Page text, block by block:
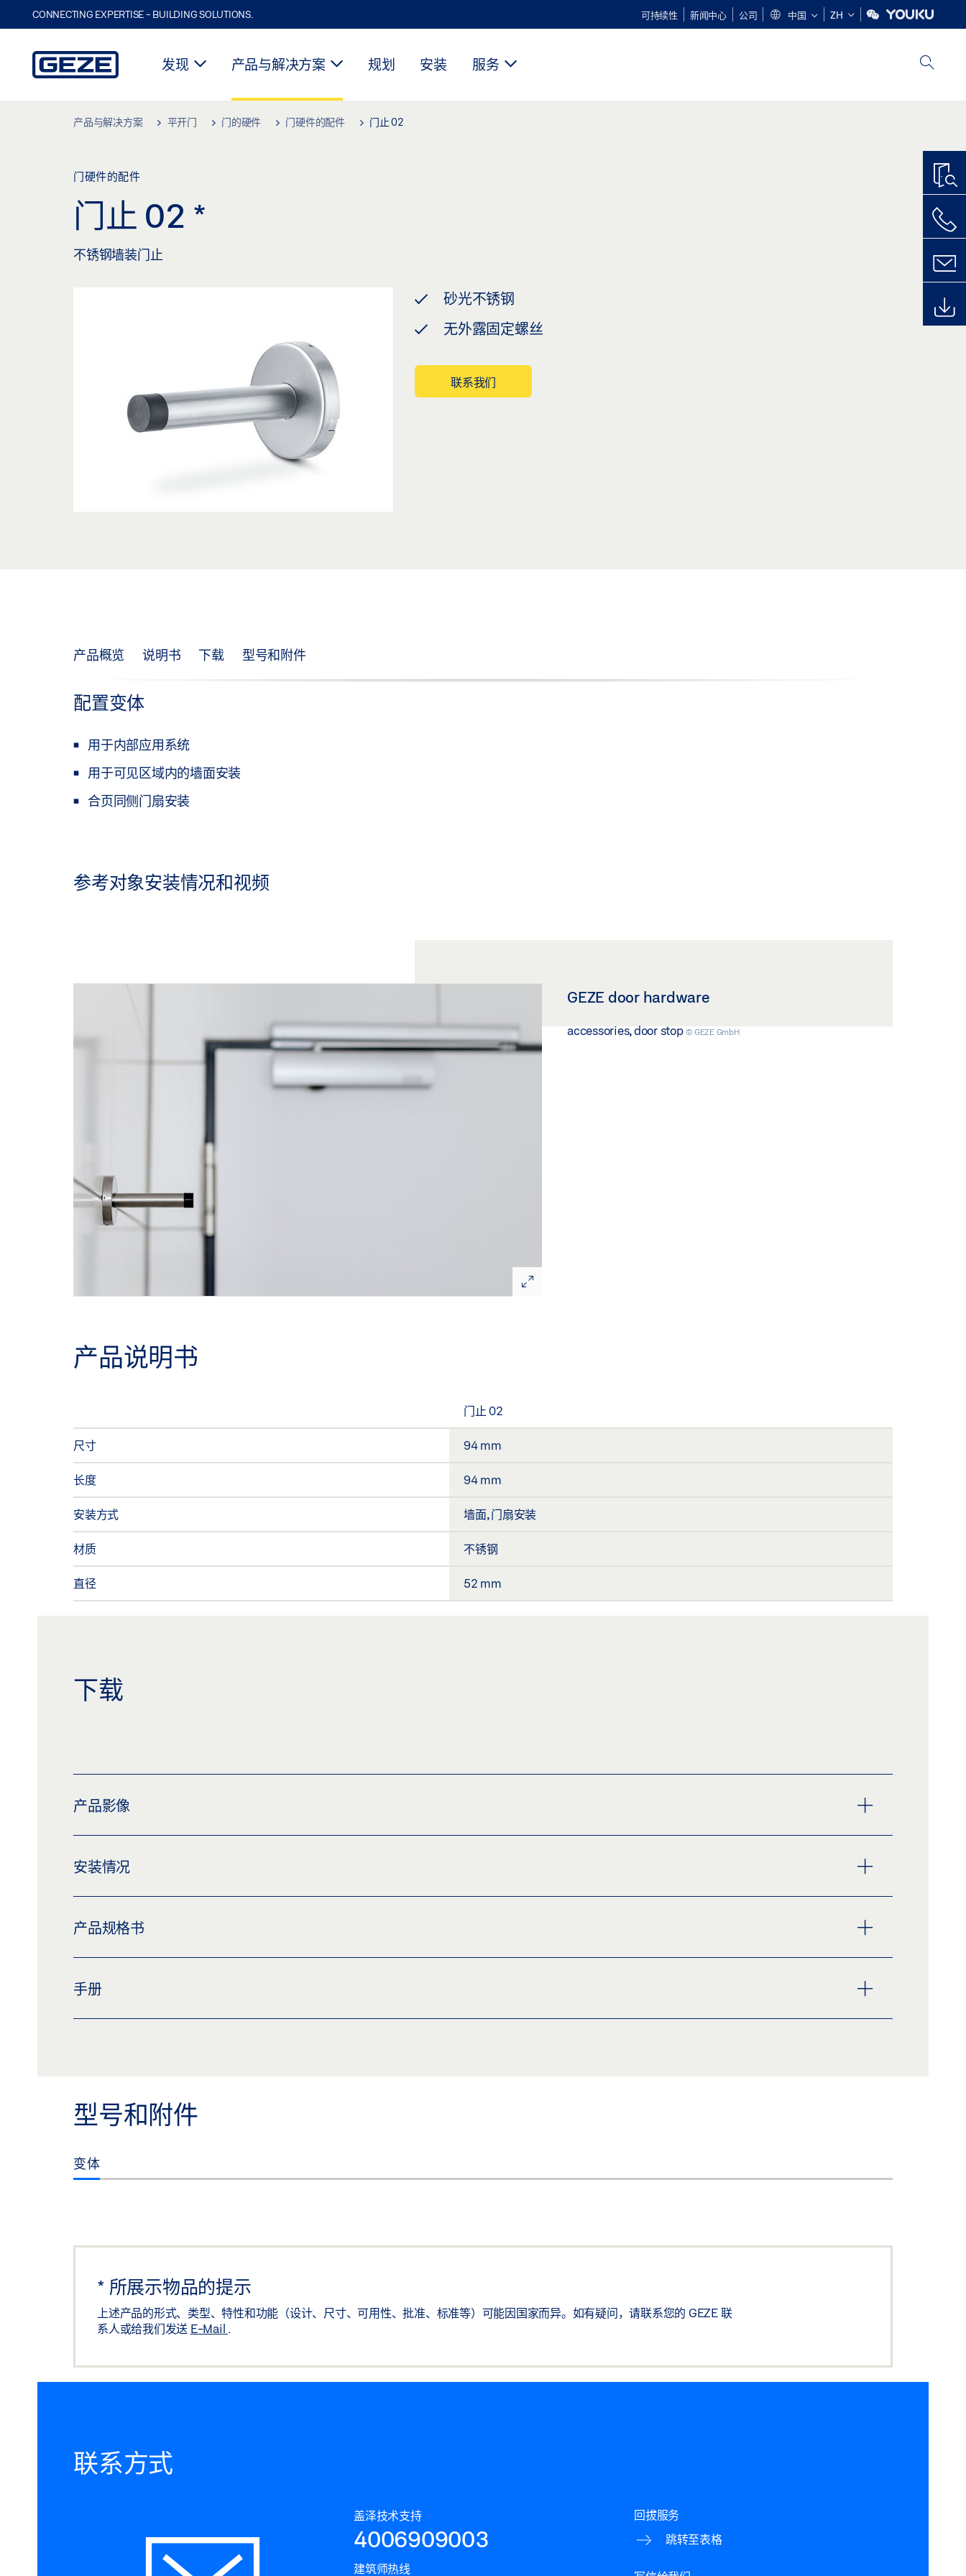
CONNECTING EXPERTISE - BUILDING SOLUTIONS. 可持续性 新闻中心 公司 中国 ZH
发现 产品与解决方案 规划 安装 服务
产品与解决方案 平开门 门的硬件 门硬件的配件 门止 02
门硬件的配件
门止 02 *
不锈钢墙装门止
砂光不锈钢
无外露固定螺丝
联系我们
产品概览 说明书 下载 型号和附件
配置变体
用于内部应用系统
用于可见区域内的墙面安装
合页同侧门扇安装
参考对象安装情况和视频
GEZE door hardware
accessories, door stop© GEZE GmbH
产品说明书
门止 02
尺寸 94 mm
长度 94 mm
安装方式 墙面, 门扇安装
材质 不锈钢
直径 52 mm
下载
产品影像
下载 (PNG)
安装情况
下载 (PNG)
产品规格书
预览
手册
型号和附件
变体
* 所展示物品的提示
上述产品的形式、类型、特性和功能（设计、尺寸、可用性、批准、标准等）可能因国家而异。如有疑问，请联系您的 GEZE 联
系人或给我们发送 E-Mail .
联系方式
盖泽技术支持
4006909003
建筑师热线
回拔服务
跳转至表格